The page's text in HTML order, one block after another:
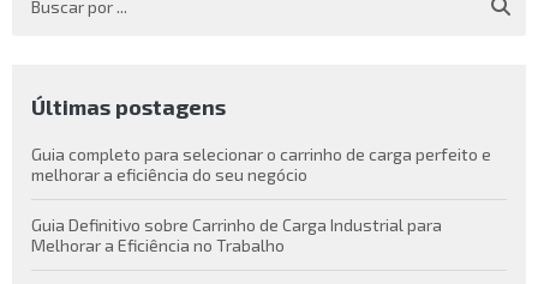
Últimas postagens
Guia completo para selecionar o carrinho de carga perfeito e
melhorar a eficiência do seu negócio
Guia Definitivo sobre Carrinho de Carga Industrial para
Melhorar a Eficiência no Trabalho